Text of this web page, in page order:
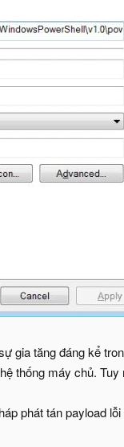
gia tăng đáng kể
thống máy chủ.
phát tán payload